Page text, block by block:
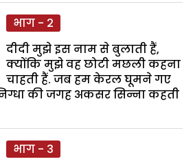
भाग - 2
दीदी मुझे इस नाम से बुलाती हैं,
क्योंकि मुझे वह छोटी मछली कहना
चाहती हैं. जब हम केरल घूमने गए
की जगह अकसर सिन्ना कहती
भाग - 3